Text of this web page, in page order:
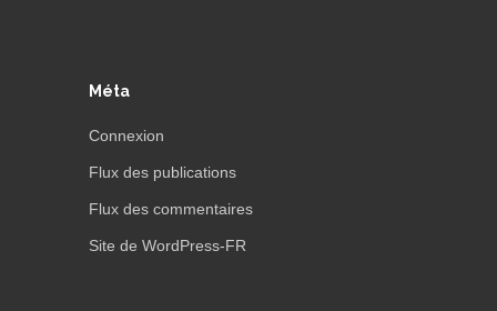
Méta
Connexion
Flux des publications
Flux des commentaires
Site de WordPress-FR